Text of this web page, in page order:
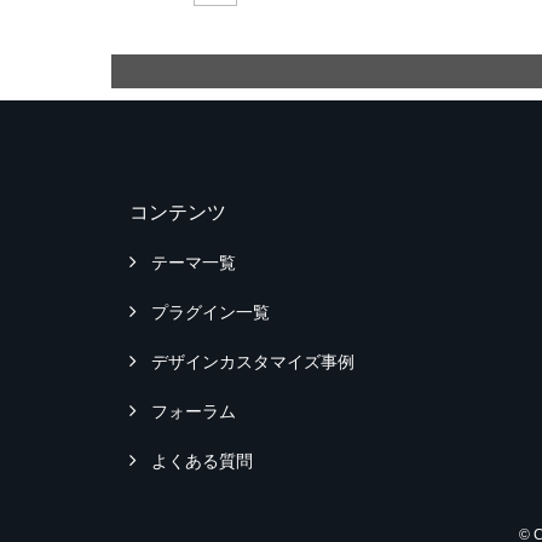
コンテンツ
テーマ一覧
プラグイン一覧
デザインカスタマイズ事例
フォーラム
よくある質問
©